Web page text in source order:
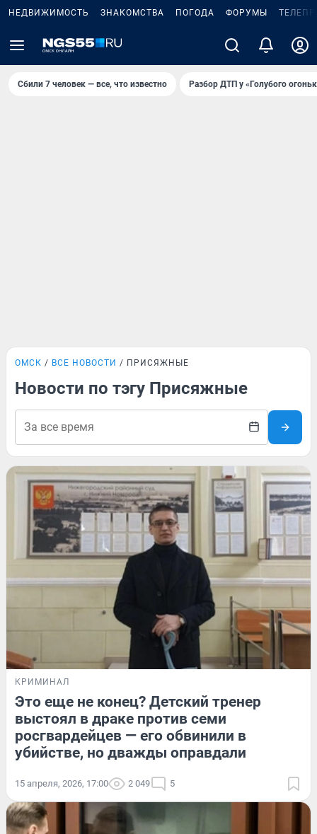
НЕДВИЖИМОСТЬ ЗНАКОМСТВА ПОГОДА ФОРУМЫ
Сбили 7 человек — все, что известно Разбор ДТП у «Голубого
ОМСК ВСЕ НОВОСТИ ПРИСЯЖНЫЕ
Новости по тэгу Присяжные
КРИМИНАЛ
Это еще не конец? Детский тренер
выстоял в драке против семи
росгвардейцев — его обвинили в
убийстве, но дважды оправдали
15 апреля, 2026, 17:00 2 049 5